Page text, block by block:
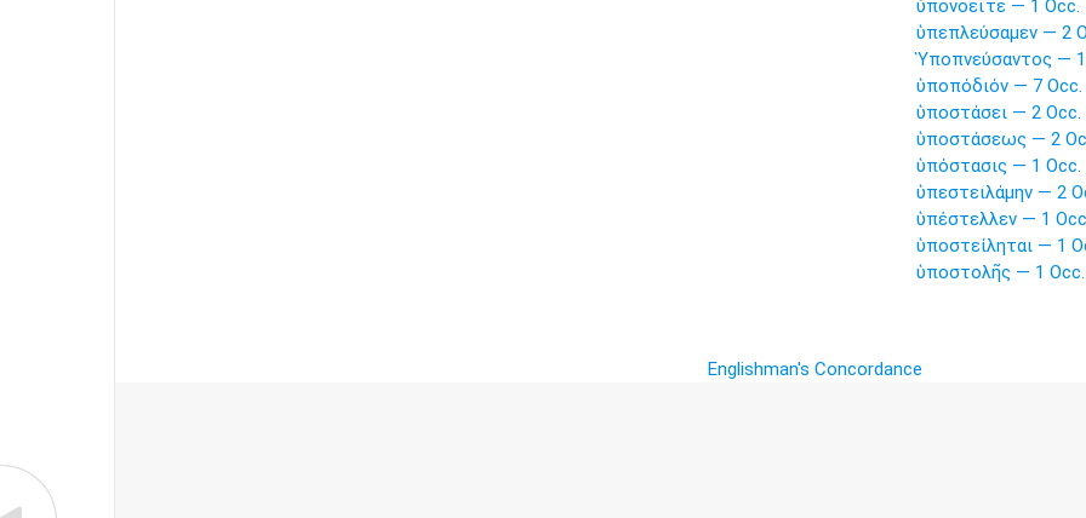
ὑπονοεῖτε — 1 Occ.
ὑπεπλεύσαμεν — 2
Ὑποπνεύσαντος — 1
ὑποπόδιόν — 7 Occ.
ὑποστάσει — 2 Occ.
ὑποστάσεως — 2
ὑπόστασις — 1 Occ.
ὑπεστειλάμην — 2
ὑπέστελλεν — 1
ὑποστείληται — 1
ὑποστολῆς — 1 Occ.
Englishman's Concordance